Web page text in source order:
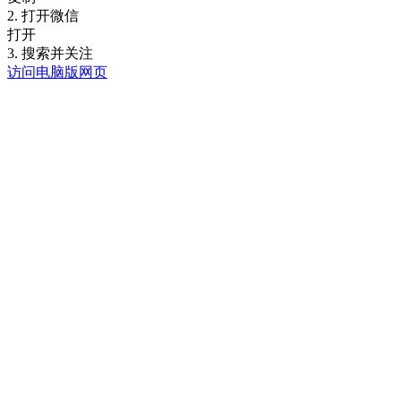
2. 打开微信
打开
3. 搜索并关注
访问电脑版网页